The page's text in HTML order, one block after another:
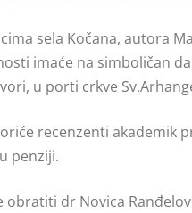
sela Kočana, autora
imaće na simboličan
u porti crkve
recenzenti akademik
penziji.
obratiti dr Novica